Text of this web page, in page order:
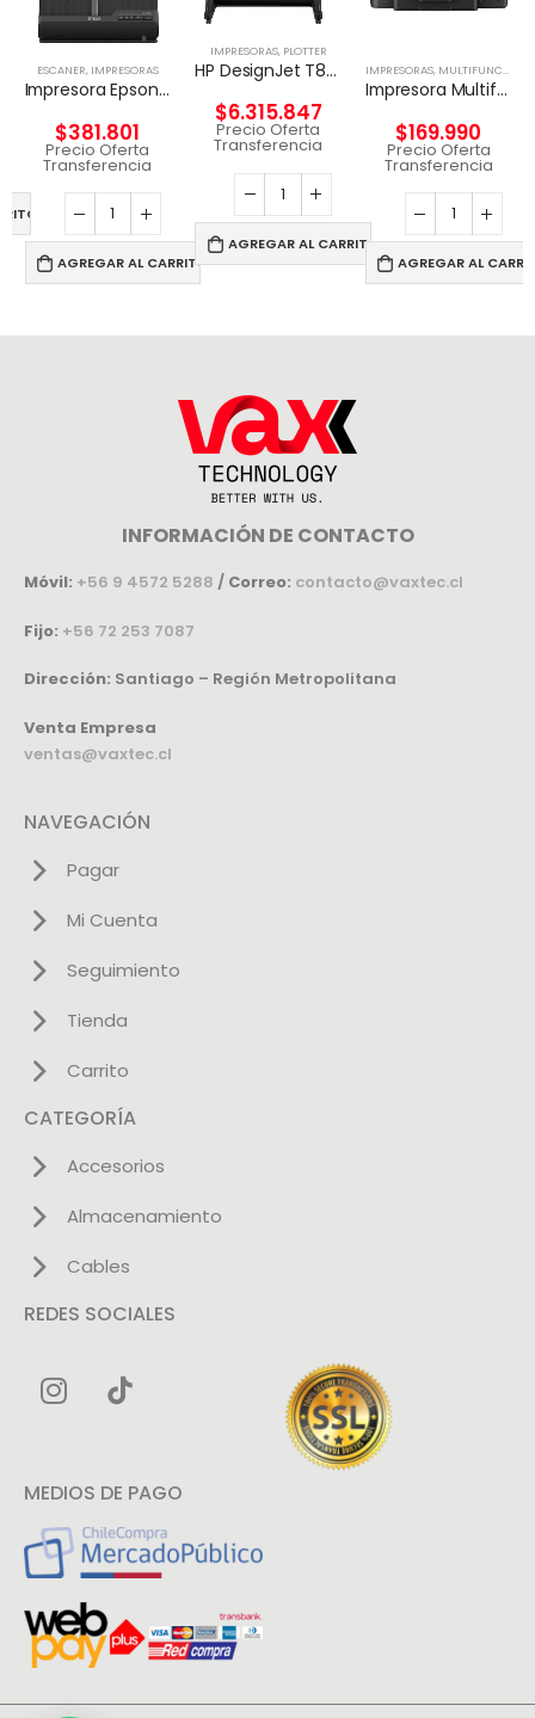
ESCANER, IMPRESORAS
Impresora Epson WorkForce ES-C320W
$381.801
Precio Oferta
Transferencia
AGREGAR AL CARRITO
IMPRESORAS, PLOTTER
HP DesignJet T850 36-in Multifuncional
$6.315.847
Precio Oferta
Transferencia
AGREGAR AL CARRITO
IMPRESORAS, MULTIFUNCIONAL TINTA
Impresora Multifuncional Brother DCP-T530DW
$169.990
Precio Oferta
Transferencia
AGREGAR AL
INFORMACIÓN DE CONTACTO
Móvil: +56 9 4572 5288 / Correo: contacto@vaxtec.cl
Fijo: +56 72 253 7087
Dirección: Santiago – Región Metropolitana
Venta Empresa
ventas@vaxtec.cl
NAVEGACIÓN
Pagar
Mi Cuenta
Seguimiento
Tienda
Carrito
CATEGORÍA
Accesorios
Almacenamiento
Cables
REDES SOCIALES
MEDIOS DE PAGO